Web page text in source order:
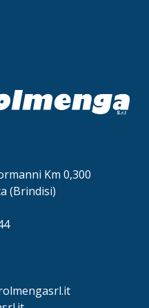
Km 0,300
(Brindisi)